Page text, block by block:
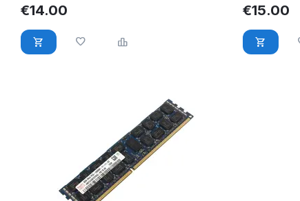
€14.00 €15.00